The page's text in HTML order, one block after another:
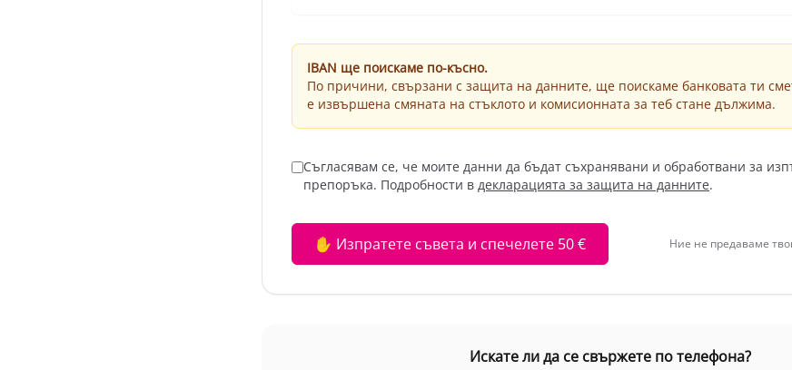
IBAN ще поискаме по-късно.
По причини, свързани с защита на данните, ще поискаме банковата ти
е извършена смяната на стъклото и комисионната за теб стане дължима.
Съгласявам се, че моите данни да бъдат съхранявани и обработвани за
препоръка. Подробности в декларацията за защита на данните.
✋ Изпратете съвета и спечелете 50 € Ние не предаваме
Искате ли да се свържете по телефона?